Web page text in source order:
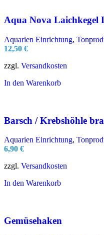
Aqua Nova Laichkegel
Aquarien Einrichtung,
12,50 €
zzgl. Versandkosten
In den Warenkorb
Barsch / Krebshöhle
Aquarien Einrichtung,
6,90 €
zzgl. Versandkosten
In den Warenkorb
Gemüsehaken